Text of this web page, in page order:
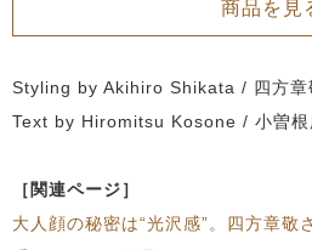
商品を見
Styling by Akihiro Shikata / 四方章
Text by Hiromitsu Kosone / 小曽根
［関連ページ］
大人顔の秘密は“光沢感”。四方章敬